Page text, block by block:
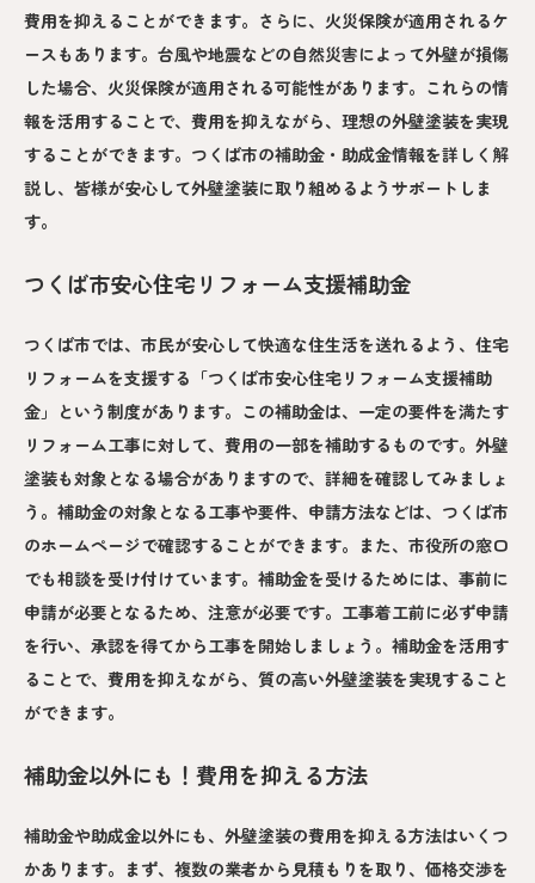
費用を抑えることができます。さらに、火災保険が適用されるケ
ースもあります。台風や地震などの自然災害によって外壁が損傷
した場合、火災保険が適用される可能性があります。これらの情
報を活用することで、費用を抑えながら、理想の外壁塗装を実現
することができます。つくば市の補助金・助成金情報を詳しく解
説し、皆様が安心して外壁塗装に取り組めるようサポートしま
す。
つくば市安心住宅リフォーム支援補助金
つくば市では、市民が安心して快適な住生活を送れるよう、住宅
リフォームを支援する「つくば市安心住宅リフォーム支援補助
金」という制度があります。この補助金は、一定の要件を満たす
リフォーム工事に対して、費用の一部を補助するものです。外壁
塗装も対象となる場合がありますので、詳細を確認してみましょ
う。補助金の対象となる工事や要件、申請方法などは、つくば市
のホームページで確認することができます。また、市役所の窓口
でも相談を受け付けています。補助金を受けるためには、事前に
申請が必要となるため、注意が必要です。工事着工前に必ず申請
を行い、承認を得てから工事を開始しましょう。補助金を活用す
ることで、費用を抑えながら、質の高い外壁塗装を実現すること
ができます。
補助金以外にも！費用を抑える方法
補助金や助成金以外にも、外壁塗装の費用を抑える方法はいくつ
かあります。まず、複数の業者から見積もりを取り、価格交渉を